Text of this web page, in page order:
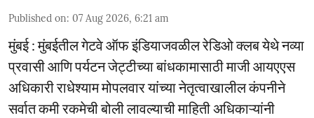
Published on: 07 Aug 2026, 6:21 am
मुंबई : मुंबईतील गेटवे ऑफ इंडियाजवळील रेडिओ क्लब येथे नव्या
प्रवासी आणि पर्यटन जेट्टीच्या बांधकामासाठी माजी आयएएस
अधिकारी राधेश्याम मोपलवार यांच्या नेतृत्वाखालील कंपनीने
सर्वात कमी रकमेची बोली लावल्याची माहिती अधिकाऱ्यांनी